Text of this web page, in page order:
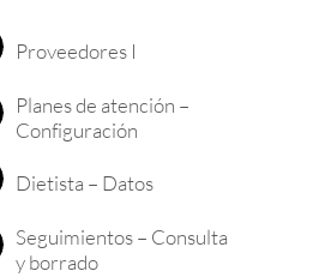
Proveedores I
Planes de atención –
Configuración
Dietista – Datos
Seguimientos – Consulta
y borrado